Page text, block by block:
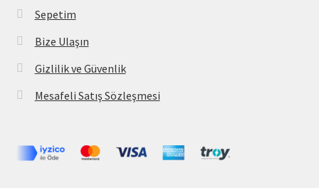
Sepetim
Bize Ulaşın
Gizlilik ve Güvenlik
Mesafeli Satış Sözleşmesi